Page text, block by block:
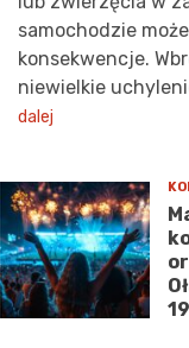
samochodzie
konsekwencje.
niewielkie
dalej